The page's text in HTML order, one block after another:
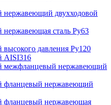
нержавеющий двухходовой
нержавеющая сталь Ру63
давления Ру120
AISI316
межфланцевый нержавеющий
фланцевый нержавеющий
фланцевый нержавеющая